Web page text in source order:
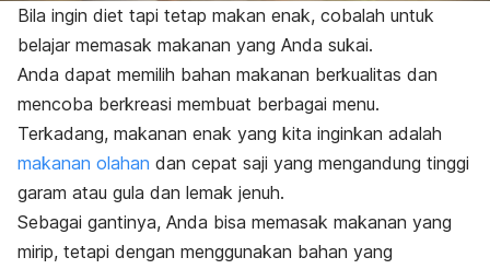
Bila ingin diet tapi tetap makan enak, cobalah untuk
belajar memasak makanan yang Anda sukai.
Anda dapat memilih bahan makanan berkualitas dan
mencoba berkreasi membuat berbagai menu.
Terkadang, makanan enak yang kita inginkan adalah
makanan olahan dan cepat saji yang mengandung tinggi
garam atau gula dan lemak jenuh.
Sebagai gantinya, Anda bisa memasak makanan yang
mirip, tetapi dengan menggunakan bahan yang